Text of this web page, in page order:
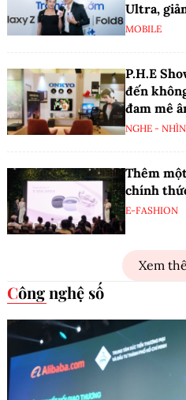
Ultra,
MOBILE
P.H.E
đến
đam mê
NGHE - NHÌN
Thêm
chính
E-FASHION
Xem
Công nghệ số